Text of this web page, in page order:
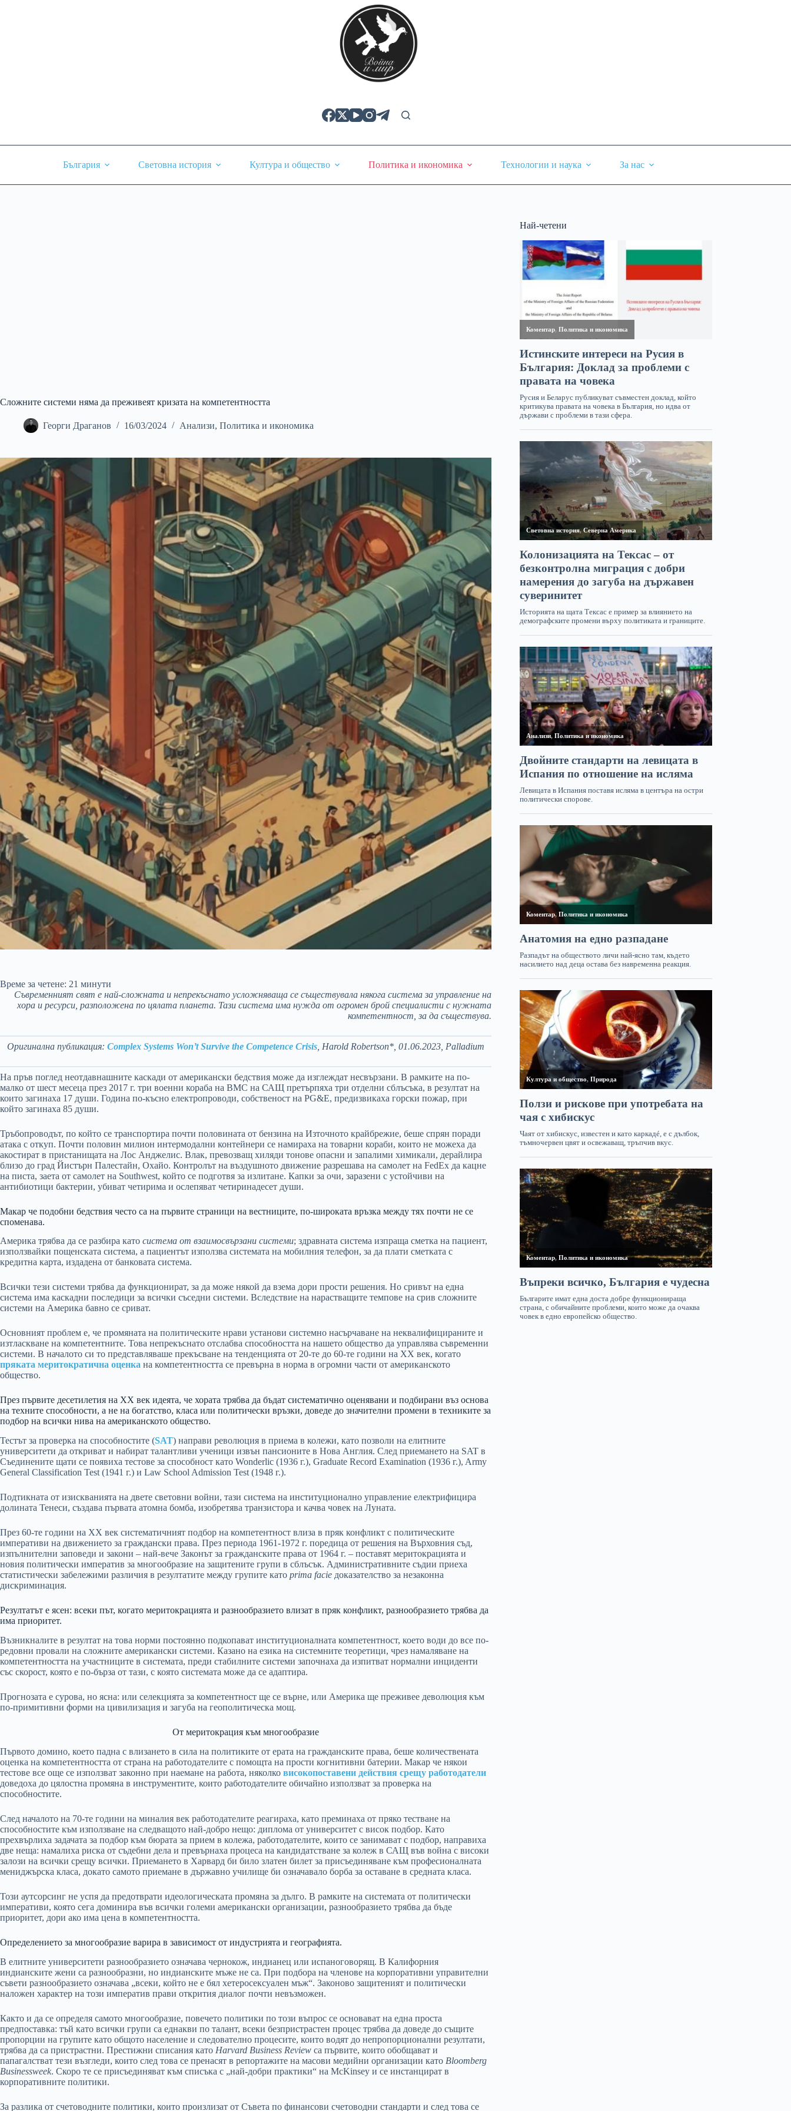
България Световна история Култура и общество Политика и икономика Технологии и наука За нас
Сложните системи няма да преживеят кризата на компетентността
Георги Драганов 16/03/2024 Анализи, Политика и икономика
Време за четене: 21 минути
Съвременният свят е най-сложната и непрекъснато усложняваща се съществувала някога система за управление на
хора и ресурси, разположена по цялата планета. Тази система има нужда от огромен брой специалисти с нужната
компетентност, за да съществува.
Оригинална публикация: Complex Systems Won’t Survive the Competence Crisis, Harold Robertson*, 01.06.2023, Palladium
На пръв поглед неотдавнашните каскади от американски бедствия може да изглеждат несвързани. В рамките на по-
малко от шест месеца през 2017 г. три военни кораба на ВМС на САЩ претърпяха три отделни сблъсъка, в резултат на
които загинаха 17 души. Година по-късно електропроводи, собственост на PG&E, предизвикаха горски пожар, при
който загинаха 85 души.
Тръбопроводът, по който се транспортира почти половината от бензина на Източното крайбрежие, беше спрян поради
атака с откуп. Почти половин милион интермодални контейнери се намираха на товарни кораби, които не можеха да
акостират в пристанищата на Лос Анджелис. Влак, превозващ хиляди тонове опасни и запалими химикали, дерайлира
близо до град Йистърн Палестайн, Охайо. Контролът на въздушното движение разрешава на самолет на FedEx да кацне
на писта, заета от самолет на Southwest, който се подготвя за излитане. Капки за очи, заразени с устойчиви на
антибиотици бактерии, убиват четирима и ослепяват четиринадесет души.
Макар че подобни бедствия често са на първите страници на вестниците, по-широката връзка между тях почти не се
споменава.
Америка трябва да се разбира като система от взаимосвързани системи; здравната система изпраща сметка на пациент,
използвайки пощенската система, а пациентът използва системата на мобилния телефон, за да плати сметката с
кредитна карта, издадена от банковата система.
Всички тези системи трябва да функционират, за да може някой да взема дори прости решения. Но сривът на една
система има каскадни последици за всички съседни системи. Вследствие на нарастващите темпове на срив сложните
системи на Америка бавно се сриват.
Основният проблем е, че промяната на политическите нрави установи системно насърчаване на неквалифицираните и
изтласкване на компетентните. Това непрекъснато отслабва способността на нашето общество да управлява съвременни
системи. В началото си то представляваше прекъсване на тенденцията от 20-те до 60-те години на ХХ век, когато
пряката меритократична оценка на компетентността се превърна в норма в огромни части от американското
общество.
През първите десетилетия на ХХ век идеята, че хората трябва да бъдат систематично оценявани и подбирани въз основа
на техните способности, а не на богатство, класа или политически връзки, доведе до значителни промени в техниките за
подбор на всички нива на американското общество.
Тестът за проверка на способностите (SAT) направи революция в приема в колежи, като позволи на елитните
университети да откриват и набират талантливи ученици извън пансионите в Нова Англия. След приемането на SAT в
Съединените щати се появиха тестове за способност като Wonderlic (1936 г.), Graduate Record Examination (1936 г.), Army
General Classification Test (1941 г.) и Law School Admission Test (1948 г.).
Подтикната от изискванията на двете световни войни, тази система на институционално управление електрифицира
долината Тенеси, създава първата атомна бомба, изобретява транзистора и качва човек на Луната.
През 60-те години на ХХ век систематичният подбор на компетентност влиза в пряк конфликт с политическите
императиви на движението за граждански права. През периода 1961-1972 г. поредица от решения на Върховния съд,
изпълнителни заповеди и закони – най-вече Законът за гражданските права от 1964 г. – поставят меритокрацията и
новия политически императив за многообразие на защитените групи в сблъсък. Административните съдии приеха
статистически забележими различия в резултатите между групите като prima facie доказателство за незаконна
дискриминация.
Резултатът е ясен: всеки път, когато меритокрацията и разнообразието влизат в пряк конфликт, разнообразието трябва да
има приоритет.
Възникналите в резултат на това норми постоянно подкопават институционалната компетентност, което води до все по-
редовни провали на сложните американски системи. Казано на езика на системните теоретици, чрез намаляване на
компетентността на участниците в системата, преди стабилните системи започнаха да изпитват нормални инциденти
със скорост, която е по-бърза от тази, с която системата може да се адаптира.
Прогнозата е сурова, но ясна: или селекцията за компетентност ще се върне, или Америка ще преживее деволюция към
по-примитивни форми на цивилизация и загуба на геополитическа мощ.
От меритокрация към многообразие
Първото домино, което падна с влизането в сила на политиките от ерата на гражданските права, беше количествената
оценка на компетентността от страна на работодателите с помощта на прости когнитивни батерии. Макар че някои
тестове все още се използват законно при наемане на работа, няколко високопоставени действия срещу работодатели
доведоха до цялостна промяна в инструментите, които работодателите обичайно използват за проверка на
способностите.
След началото на 70-те години на миналия век работодателите реагираха, като преминаха от пряко тестване на
способностите към използване на следващото най-добро нещо: диплома от университет с висок подбор. Като
прехвърлиха задачата за подбор към бюрата за прием в колежа, работодателите, които се занимават с подбор, направиха
две неща: намалиха риска от съдебни дела и превърнаха процеса на кандидатстване за колеж в САЩ във война с високи
залози на всички срещу всички. Приемането в Харвард би било златен билет за присъединяване към професионалната
мениджърска класа, докато самото приемане в държавно училище би означавало борба за оставане в средната класа.
Този аутсорсинг не успя да предотврати идеологическата промяна за дълго. В рамките на системата от политически
императиви, която сега доминира във всички големи американски организации, разнообразието трябва да бъде
приоритет, дори ако има цена в компетентността.
Определението за многообразие варира в зависимост от индустрията и географията.
В елитните университети разнообразието означава чернокож, индианец или испаноговорящ. В Калифорния
индианските жени са разнообразни, но индианските мъже не са. При подбора на членове на корпоративни управителни
съвети разнообразието означава „всеки, който не е бял хетеросексуален мъж“. Законово защитеният и политически
наложен характер на този императив прави открития диалог почти невъзможен.
Както и да се определя самото многообразие, повечето политики по този въпрос се основават на една проста
предпоставка: тъй като всички групи са еднакви по талант, всеки безпристрастен процес трябва да доведе до същите
пропорции на групите като общото население и следователно процесите, които водят до непропорционални резултати,
трябва да са пристрастни. Престижни списания като Harvard Business Review са първите, които обобщават и
папагалстват тези възгледи, които след това се пренасят в репортажите на масови медийни организации като Bloomberg
Businessweek. Скоро те се присъединяват към списъка с „най-добри практики“ на McKinsey и се инстанцират в
корпоративните политики.
За разлика от счетоводните политики, които произлизат от Съвета по финансови счетоводни стандарти и след това се
Най-четени